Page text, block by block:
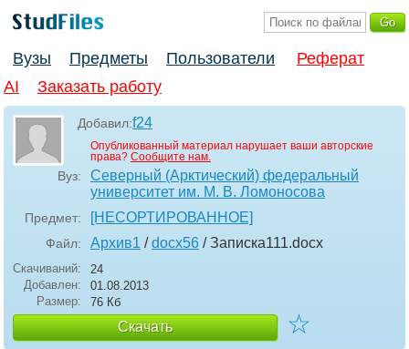
Вузы Предметы Пользователи
Реферат
AI
Заказать работу
Добавил:f24
Опубликованный материал нарушает ваши авторские
права? Сообщите нам.
Вуз:
Северный (Арктический) федеральный
университет им. М. В. Ломоносова
Предмет: [НЕСОРТИРОВАННОЕ]
Файл: Архив1 /docx56 / Записка111.docx
Скачиваний:
24
Добавлен:
01.08.2013
Размер:
76 Кб
Скачать ☆